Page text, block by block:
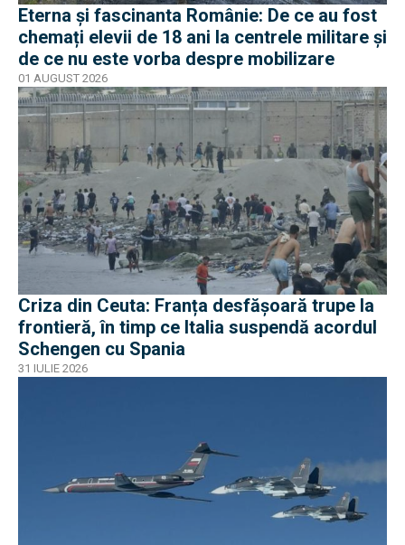
Eterna și fascinanta Românie: De ce au fost
chemați elevii de 18 ani la centrele militare și
de ce nu este vorba despre mobilizare
01 AUGUST 2026
Criza din Ceuta: Franța desfășoară trupe la
frontieră, în timp ce Italia suspendă acordul
Schengen cu Spania
31 IULIE 2026